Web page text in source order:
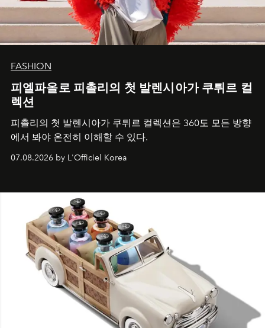
FASHION
피엘파올로 피촐리의 첫 발렌시아가 쿠튀르 컬
렉션
피촐리의 첫 발렌시아가 쿠튀르 컬렉션은 360도 모든 방향
에서 봐야 온전히 이해할 수 있다.
07.08.2026 by L'Officiel Korea